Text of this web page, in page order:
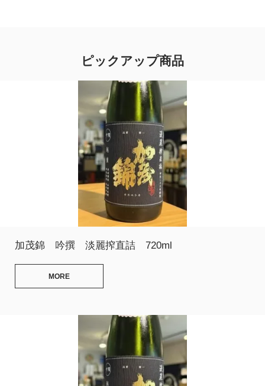
ピックアップ商品
加茂錦 吟撰 淡麗搾直詰 720ml
MORE